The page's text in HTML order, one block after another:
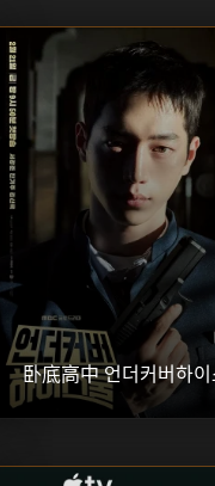
卧底高中 언더커버하이